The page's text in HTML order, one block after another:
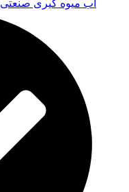
آب میوه گیری صنعتی